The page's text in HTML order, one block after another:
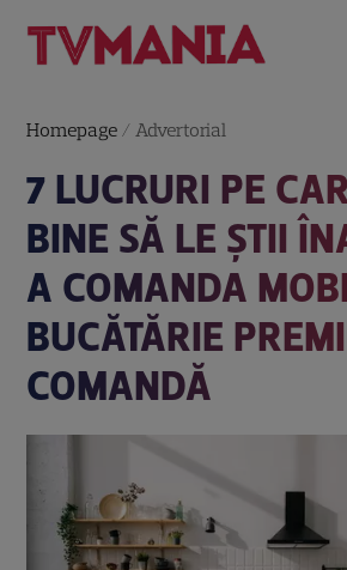
Homepage / Advertorial
7 LUCRURI PE
BINE SĂ LE ȘTII
A COMANDA
BUCĂTĂRIE
COMANDĂ